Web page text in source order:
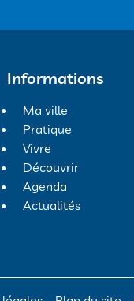
Informations
Ma ville
Pratique
Vivre
Découvrir
Agenda
Actualités